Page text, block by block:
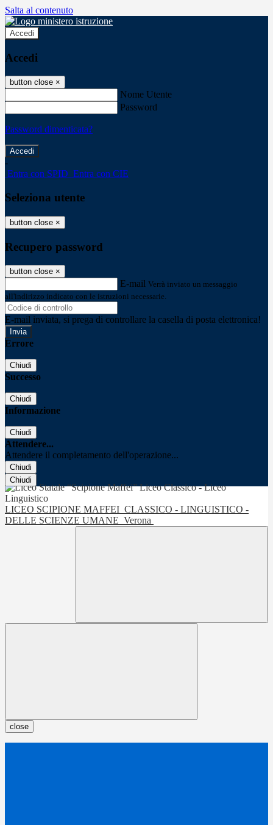
Salta al contenuto
Accedi
Accedi
button close ×
Nome Utente
Password
Password dimenticata?
-
Entra con SPID Entra con CIE
Seleziona utente
button close ×
Recupero password
button close ×
E-mail Verrà inviato un messaggio
all'indirizzo indicato con le istruzioni necessarie.
E-mail inviata, si prega di controllare la casella di posta elettronica!
Errore
Chiudi
Successo
Chiudi
Informazione
Chiudi
Attendere...
Attendere il completamento dell'operazione...
Chiudi
Chiudi
LICEO SCIPIONE MAFFEI CLASSICO - LINGUISTICO -
DELLE SCIENZE UMANE Verona
close